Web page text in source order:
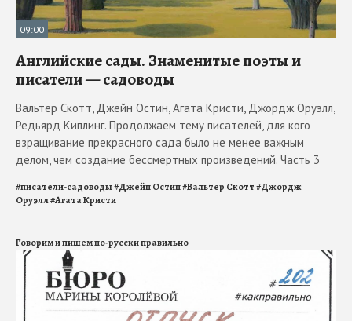
09:00
Английские сады. Знаменитые поэты и
писатели — садоводы
Вальтер Скотт, Джейн Остин, Агата Кристи, Джордж Оруэлл,
Редьярд Киплинг. Продолжаем тему писателей, для кого
взращивание прекрасного сада было не менее важным
делом, чем создание бессмертных произведений. Часть 3
#писатели-садоводы#Джейн Остин#Вальтер Скотт#Джордж
Оруэлл#Агата Кристи
Говорим и пишем по-русски правильно